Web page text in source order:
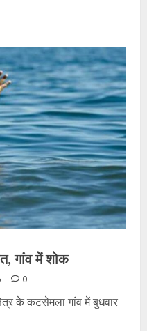
गांव में शोक
0
के कटसेमला गांव में बुधवार